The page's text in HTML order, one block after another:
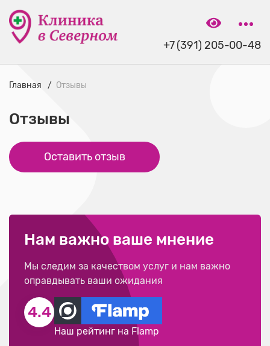
+7 (391) 205-00-48
Главная Отзывы
Отзывы
Оставить отзыв
Нам важно ваше мнение
Мы следим за качеством услуг и нам важно
оправдывать ваши ожидания
4.4
Наш рейтинг на Flamp